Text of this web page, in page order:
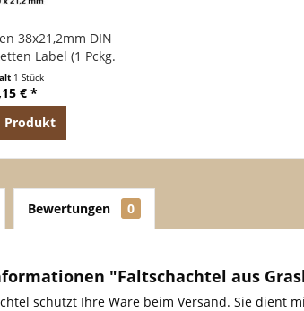
38x21,2mm DIN
Label (1 Pckg.
Blatt)
1 Stück
€ *
Produkt
Bewertungen 0
"Faltschachtel aus
schützt Ihre Ware beim Versand. Sie dient